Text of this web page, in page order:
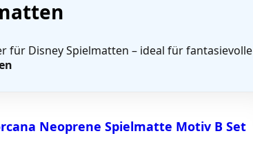
für Disney Spielmatten – ideal für fantasievolle
Neoprene Spielmatte Motiv B Set